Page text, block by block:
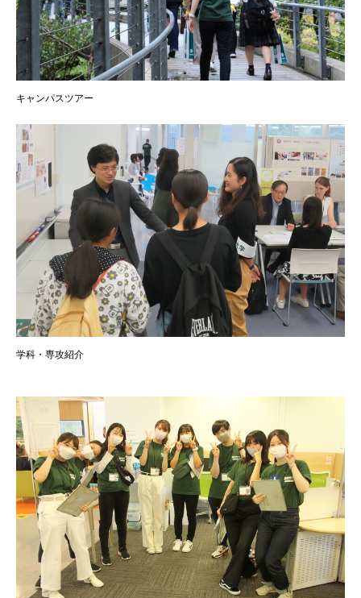
キャンパスツアー
学科・専攻紹介